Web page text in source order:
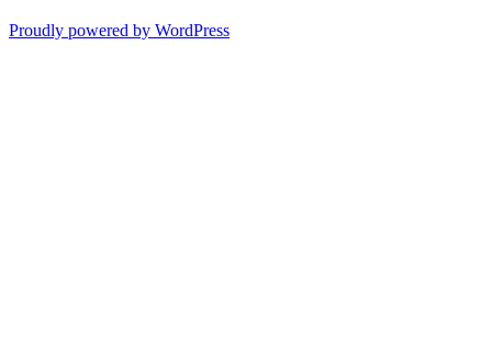
Proudly powered by WordPress